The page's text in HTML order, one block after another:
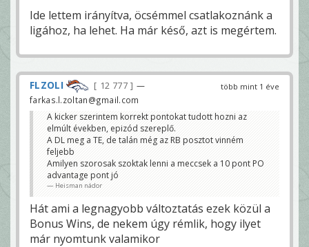
Ide lettem irányítva, öcsémmel csatlakoznánk a
ligához, ha lehet. Ha már késő, azt is megértem.
több mint 1 éve
FLZOLI 12 777
—
farkas.l.zoltan@gmail.com
A kicker szerintem korrekt pontokat tudott hozni az
elmúlt években, epizód szereplő.
A DL meg a TE, de talán még az RB posztot vinném
feljebb
Amilyen szorosak szoktak lenni a meccsek a 10 pont PO
advantage pont jó
Heisman nádor
Hát ami a legnagyobb változtatás ezek közül a
Bonus Wins, de nekem úgy rémlik, hogy ilyet
már nyomtunk valamikor